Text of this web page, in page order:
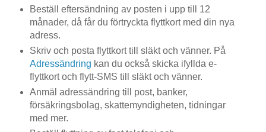
Beställ eftersändning av posten i upp till 12
månader, då får du förtryckta flyttkort med din nya
adress.
Skriv och posta flyttkort till släkt och vänner. På
Adressändring kan du också skicka ifyllda e-
flyttkort och flytt-SMS till släkt och vänner.
Anmäl adressändring till post, banker,
försäkringsbolag, skattemyndigheten, tidningar
med mer.